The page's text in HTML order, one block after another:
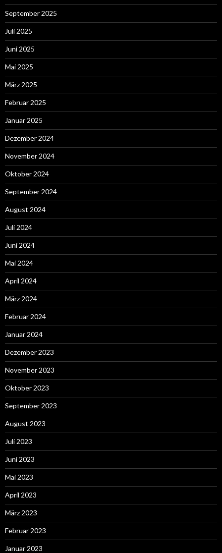
September 2025
Juli 2025
Juni 2025
Mai 2025
März 2025
Februar 2025
Januar 2025
Dezember 2024
November 2024
Oktober 2024
September 2024
August 2024
Juli 2024
Juni 2024
Mai 2024
April 2024
März 2024
Februar 2024
Januar 2024
Dezember 2023
November 2023
Oktober 2023
September 2023
August 2023
Juli 2023
Juni 2023
Mai 2023
April 2023
März 2023
Februar 2023
Januar 2023